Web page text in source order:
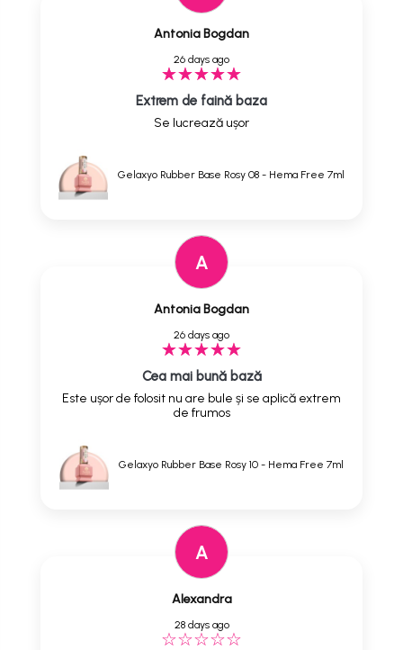
Antonia Bogdan
26 days ago
Extrem de faină baza
Se lucrează ușor
Gelaxyo Rubber Base Rosy 08 - Hema Free 7ml
A
Antonia Bogdan
26 days ago
Cea mai bună bază
Este ușor de folosit nu are bule și se aplică extrem
de frumos
Gelaxyo Rubber Base Rosy 10 - Hema Free 7ml
A
Alexandra
28 days ago